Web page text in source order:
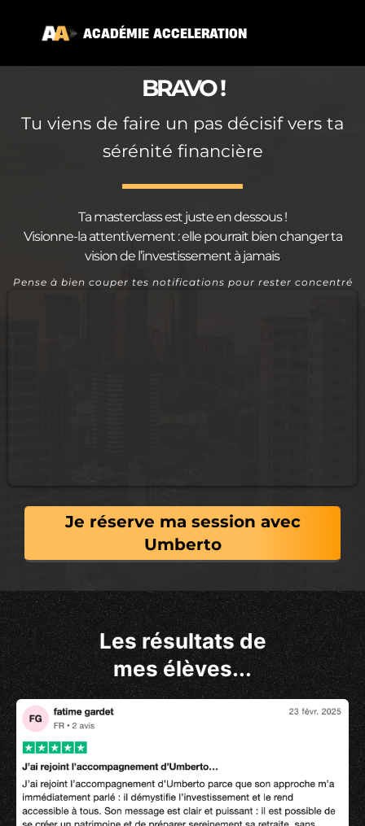
ACADÉMIE ACCELERATION
BRAVO !
Tu viens de faire un pas décisif vers ta
sérénité financière
Ta masterclass est juste en dessous !
Visionne-la attentivement : elle pourrait bien changer ta
vision de l’investissement à jamais.
Pense à bien couper tes notifications pour rester concentré
Je réserve ma session avec
Umberto
Les résultats de
mes élèves...